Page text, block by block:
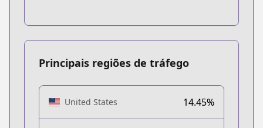
Principais regiões de tráfego
United States 14.45%